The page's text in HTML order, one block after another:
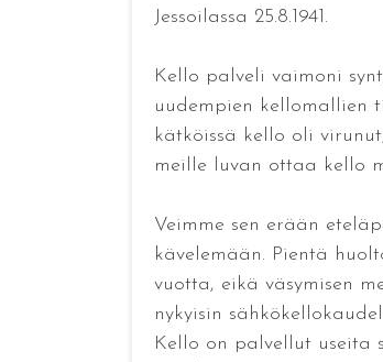
Jessoilassa 25.8.1941.
Kello palveli vaimoni
uudempien kellomallien
kätköissä kello oli
meille luvan ottaa kello
Veimme sen erään
kävelemään. Pientä
vuotta, eikä väsymisen
nykyisin
Kello on palvellut